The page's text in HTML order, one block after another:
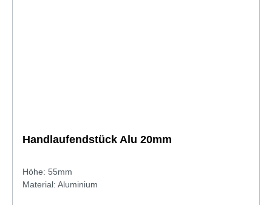
Handlaufendstück Alu 20mm
Höhe: 55mm
Material: Aluminium